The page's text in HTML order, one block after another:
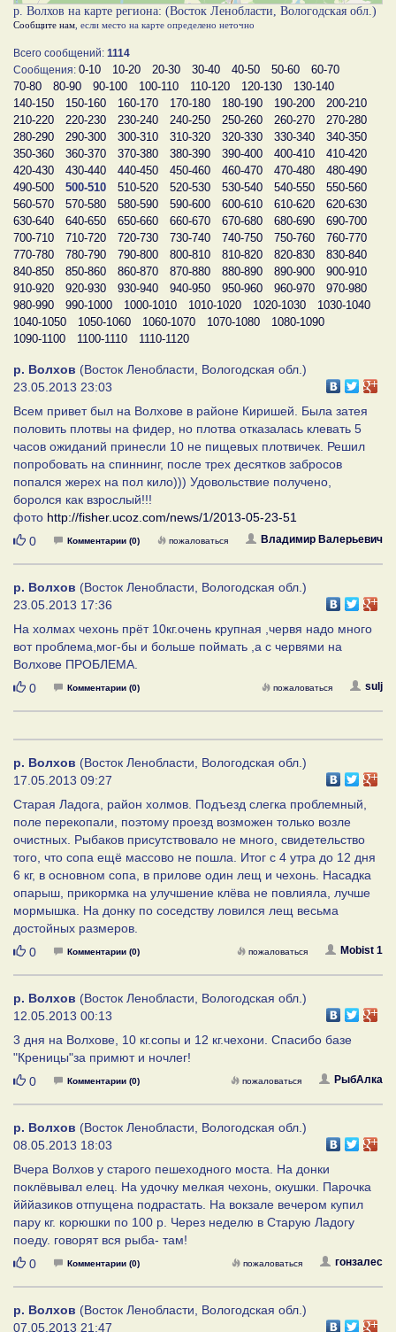
р. Волхов на карте региона: (Восток Ленобласти, Вологодская обл.)
Сообщите нам , если место на карте определено неточно
Всего сообщений: 1114
Сообщения: 0-10 10-20 20-30 30-40 40-50 50-60
60-70
70-80
80-90 90-100 100-110 110-120 120-130
130-140
140-150
150-160 160-170 170-180 180-190 190-200
200-210
210-220
220-230 230-240 240-250 250-260 260-270
270-280
280-290
290-300 300-310 310-320 320-330 330-340
340-350
350-360
360-370 370-380 380-390 390-400 400-410
410-420
420-430
430-440 440-450 450-460 460-470 470-480
480-490
490-500
500-510 510-520 520-530 530-540 540-550
550-560
560-570
570-580 580-590 590-600 600-610 610-620
620-630
630-640
640-650 650-660 660-670 670-680 680-690
690-700
700-710
710-720 720-730 730-740 740-750 750-760
760-770
770-780
780-790 790-800 800-810 810-820 820-830
830-840
840-850
850-860 860-870 870-880 880-890 890-900
900-910
910-920
920-930 930-940 940-950 950-960 960-970
970-980
980-990
990-1000 1000-1010 1010-1020 1020-1030
1030-1040
1040-1050
1050-1060 1060-1070 1070-1080
1080-1090
1090-1100
1100-1110 1110-1120
р. Волхов (Восток Ленобласти, Вологодская обл.)
23.05.2013 23:03
Всем привет был на Волхове в районе Киришей. Была затея
половить плотвы на фидер, но плотва отказалась клевать 5
часов ожиданий принесли 10 не пищевых плотвичек. Решил
попробовать на спиннинг, после трех десятков забросов
попался жерех на пол кило))) Удовольствие получено,
боролся как взрослый!!!
фото http://fisher.ucoz.com/news/1/2013-05-23-51
Нравится
0 Комментарии (0) Владимир Валерьевич
пожаловаться
р. Волхов (Восток Ленобласти, Вологодская обл.)
23.05.2013 17:36
На холмах чехонь прёт 10кг.очень крупная ,червя надо много
вот проблема,мог-бы и больше поймать ,а с червями на
Волхове ПРОБЛЕМА.
Нравится
0 Комментарии (0) sulj
пожаловаться
р. Волхов (Восток Ленобласти, Вологодская обл.)
17.05.2013 09:27
Старая Ладога, район холмов. Подъезд слегка проблемный,
поле перекопали, поэтому проезд возможен только возле
очистных. Рыбаков присутствовало не много, свидетельство
того, что сопа ещё массово не пошла. Итог с 4 утра до 12 дня
6 кг, в основном сопа, в прилове один лещ и чехонь. Насадка
опарыш, прикормка на улучшение клёва не повлияла, лучше
мормышка. На донку по соседству ловился лещ весьма
достойных размеров.
Нравится
0 Комментарии (0) Mobist 1
пожаловаться
р. Волхов (Восток Ленобласти, Вологодская обл.)
12.05.2013 00:13
3 дня на Волхове, 10 кг.сопы и 12 кг.чехони. Спасибо базе
"Креницы"за примют и ночлег!
Нравится
0 Комментарии (0) РыбАлка
пожаловаться
р. Волхов (Восток Ленобласти, Вологодская обл.)
08.05.2013 18:03
Вчера Волхов у старого пешеходного моста. На донки
поклёвывал елец. На удочку мелкая чехонь, окушки. Парочка
йййазиков отпущена подрастать. На вокзале вечером купил
пару кг. корюшки по 100 р. Через неделю в Старую Ладогу
поеду. говорят вся рыба- там!
Нравится
0 Комментарии (0) гонзалес
пожаловаться
р. Волхов (Восток Ленобласти, Вологодская обл.)
07.05.2013 21:47